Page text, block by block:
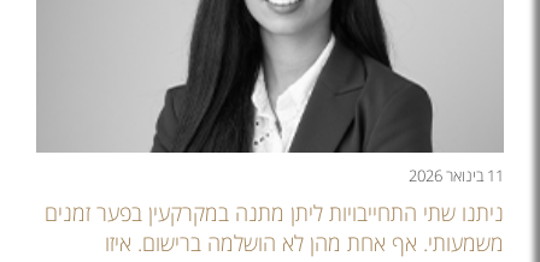
11 בינואר 2026
ניתנו שתי התחייבויות ליתן מתנה במקרקעין בפער זמנים
משמעותי. אף אחת מהן לא הושלמה ברישום. איזו